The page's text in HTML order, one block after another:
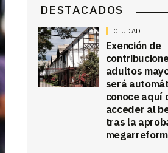
DESTACADOS
CIUDAD
Exención de
adultos
será
conoce aquí
acceder al
tras la